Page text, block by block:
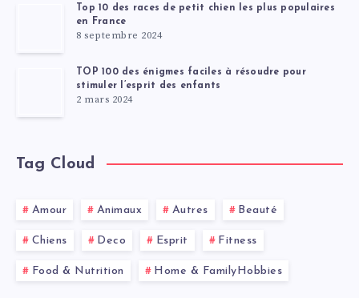
Top 10 des races de petit chien les plus populaires
en France
8 septembre 2024
TOP 100 des énigmes faciles à résoudre pour
stimuler l’esprit des enfants
2 mars 2024
Tag Cloud
Amour Animaux Autres Beauté
Chiens Deco Esprit Fitness
Food & Nutrition Home & FamilyHobbies